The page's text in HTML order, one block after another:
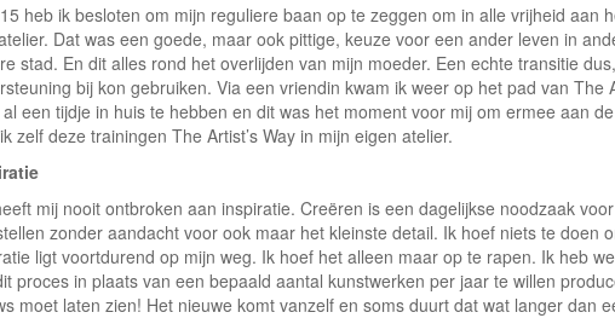
heb ik besloten om mijn reguliere baan op te zeggen om in alle vrijheid aan
Dat was een goede, maar ook pittige, keuze voor een ander leven in
stad. En dit alles rond het overlijden van mijn moeder. Een echte transitie
bij kon gebruiken. Via een vriendin kwam ik weer op het pad van The
een tijdje in huis te hebben en dit was het moment voor mij om ermee aan
zelf deze trainingen The Artist’s Way in mijn eigen atelier.
mij nooit ontbroken aan inspiratie. Creëren is een dagelijkse noodzaak
zonder aandacht voor ook maar het kleinste detail. Ik hoef niets te doen
ligt voortdurend op mijn weg. Ik hoef het alleen maar op te rapen. Ik heb
proces in plaats van een bepaald aantal kunstwerken per jaar te willen
moet laten zien! Het nieuwe komt vanzelf en soms duurt dat wat langer dan